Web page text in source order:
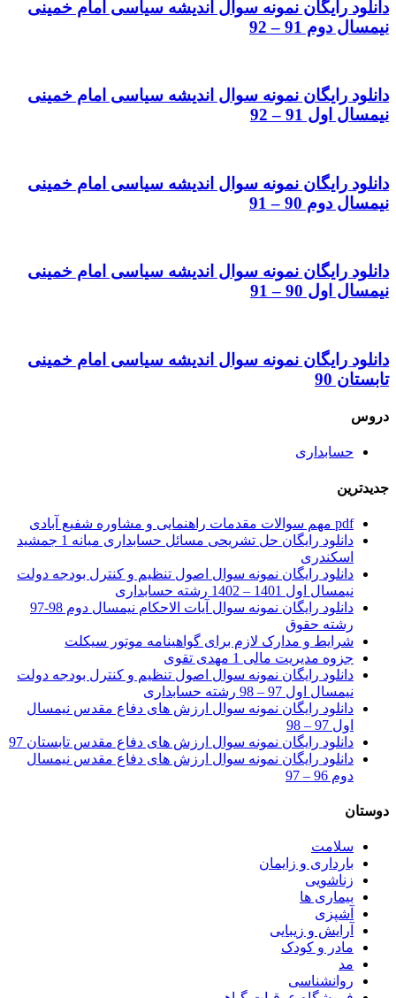
دانلود رایگان نمونه سوال اندیشه سیاسی امام خمینی
نیمسال دوم 91 – 92
دانلود رایگان نمونه سوال اندیشه سیاسی امام خمینی
نیمسال اول 91 – 92
دانلود رایگان نمونه سوال اندیشه سیاسی امام خمینی
نیمسال دوم 90 – 91
دانلود رایگان نمونه سوال اندیشه سیاسی امام خمینی
نیمسال اول 90 – 91
دانلود رایگان نمونه سوال اندیشه سیاسی امام خمینی
تابستان 90
دروس
حسابداری
جدیدترین
pdf مهم سوالات مقدمات راهنمایی و مشاوره شفیع آبادی
دانلود رایگان حل تشریحی مسائل حسابداری میانه 1 جمشید
اسکندری
دانلود رایگان نمونه سوال اصول تنظیم و کنترل بودجه دولت
نیمسال اول 1401 – 1402 رشته حسابداری
دانلود رایگان نمونه سوال آیات الاحکام نیمسال دوم 98-97
رشته حقوق
شرایط و مدارک لازم برای گواهینامه موتور سیکلت
جزوه مدیریت مالی 1 مهدی تقوی
دانلود رایگان نمونه سوال اصول تنظیم و کنترل بودجه دولت
نیمسال اول 97 – 98 رشته حسابداری
دانلود رایگان نمونه سوال ارزش های دفاع مقدس نیمسال
اول 97 – 98
دانلود رایگان نمونه سوال ارزش های دفاع مقدس تابستان 97
دانلود رایگان نمونه سوال ارزش های دفاع مقدس نیمسال
دوم 96 – 97
دوستان
سلامت
بارداری و زایمان
زناشویی
بیماری ها
آشپزی
آرایش و زیبایی
مادر و کودک
مد
روانشناسی